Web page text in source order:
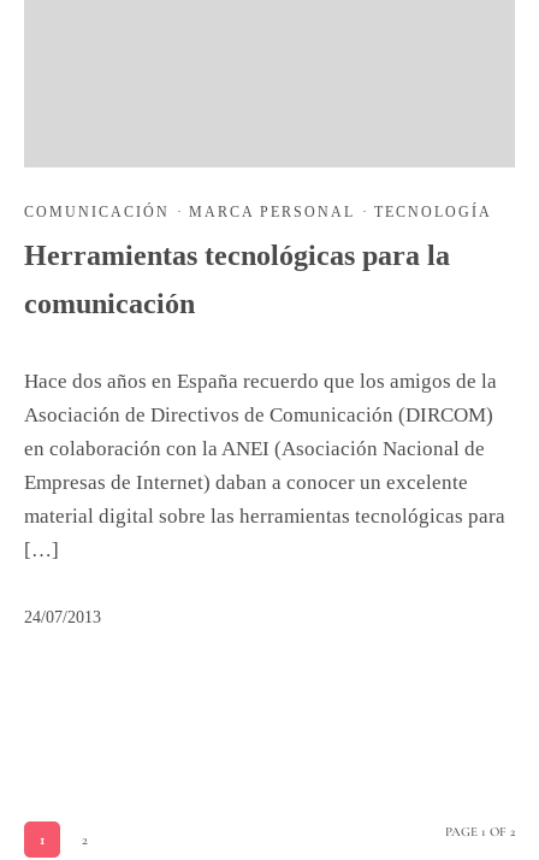
COMUNICACIÓN · MARCA PERSONAL · TECNOLOGÍA
Herramientas tecnológicas para la
comunicación
Hace dos años en España recuerdo que los amigos de la
Asociación de Directivos de Comunicación (DIRCOM)
en colaboración con la ANEI (Asociación Nacional de
Empresas de Internet) daban a conocer un excelente
material digital sobre las herramientas tecnológicas para
[…]
24/07/2013
1 2 PAGE 1 OF 2